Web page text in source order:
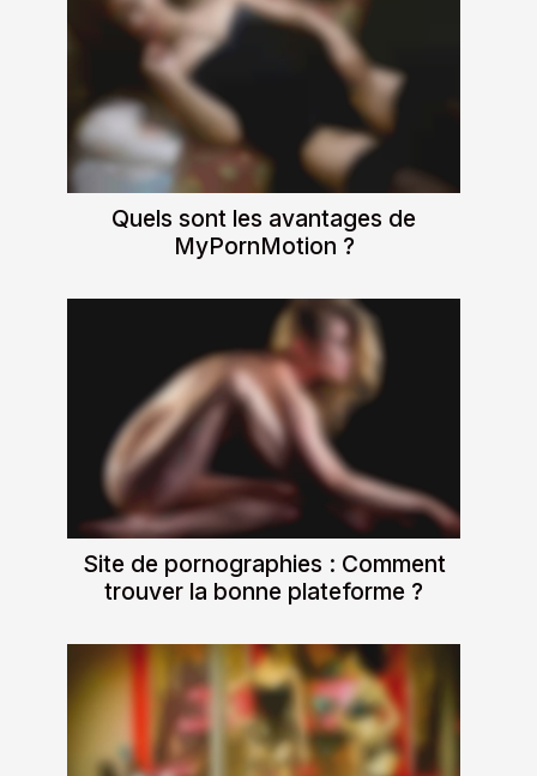
Quels sont les avantages de
MyPornMotion ?
Site de pornographies : Comment
trouver la bonne plateforme ?